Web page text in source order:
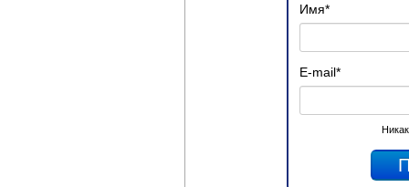
Имя*
E-mail*